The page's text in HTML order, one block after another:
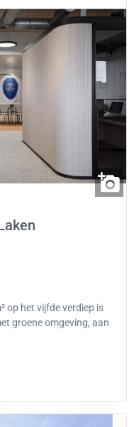
op het vijfde verdiep is
groene omgeving, aan